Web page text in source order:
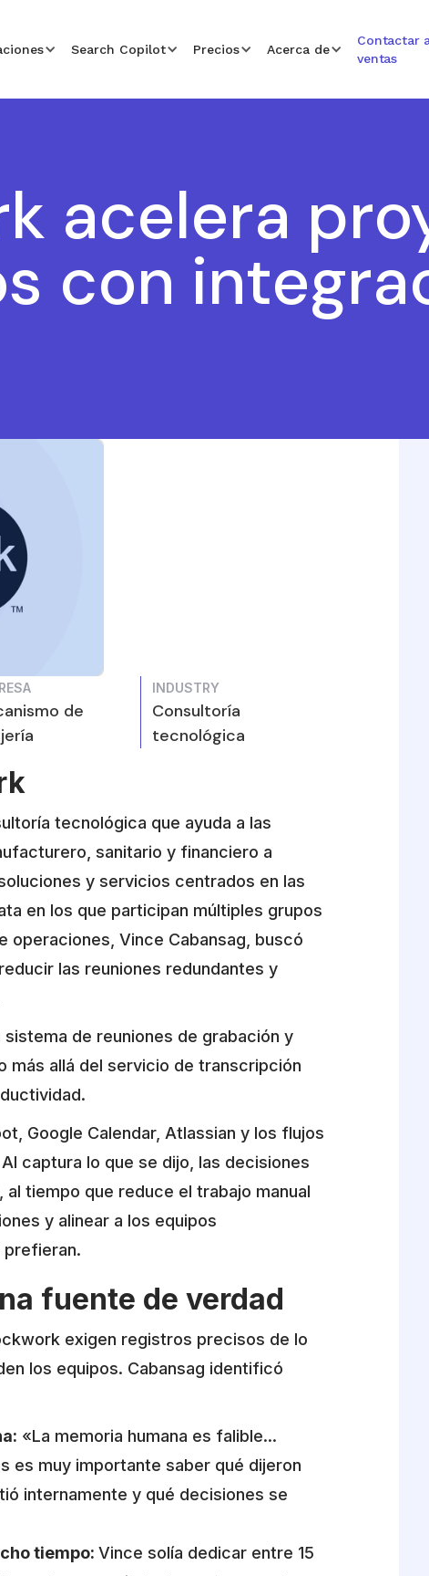
Search Copilot Precios Acerca de
Contactar
ventas
acelera
con
de
INDUSTRY
Consultoría
tecnológica
tecnológica que ayuda a las
sanitario y financiero a
y servicios centrados en las
en los que participan múltiples grupos
Vince Cabansag, buscó
las reuniones redundantes y
de reuniones de grabación y
más allá del servicio de transcripción
Google Calendar, Atlassian y los flujos
captura lo que se dijo, las decisiones
tiempo que reduce el trabajo manual
y alinear a los equipos
prefieran.
fuente de verdad
exigen registros precisos de lo
los equipos. Cabansag identificó
«La memoria humana es falible...
es muy importante saber qué dijeron
internamente y qué decisiones se
tiempo: Vince solía dedicar entre 15